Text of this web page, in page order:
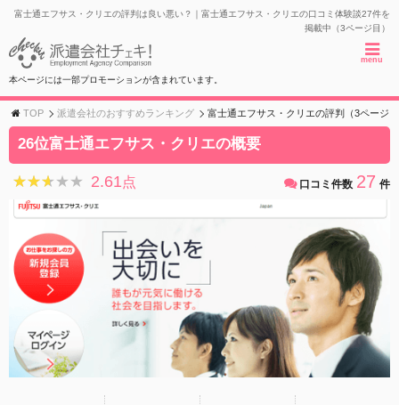
富士通エフサス・クリエの評判は良い悪い？｜富士通エフサス・クリエの口コミ体験談27件を
掲載中（3ページ目）
menu
本ページには一部プロモーションが含まれています。
TOP 派遣会社のおすすめランキング 富士通エフサス・クリエの評判（3ページ
26位富士通エフサス・クリエの概要
★★★★★
★★★★★ 2.61点 口コミ件数 27 件